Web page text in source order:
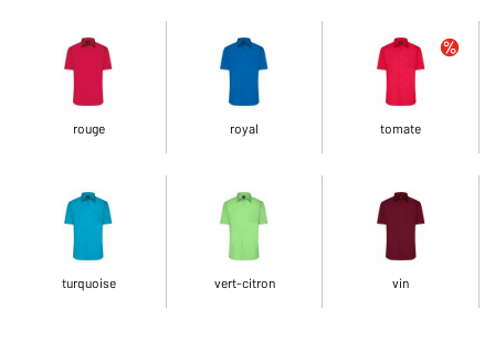
rouge royal tomate
turquoise vert-citron vin